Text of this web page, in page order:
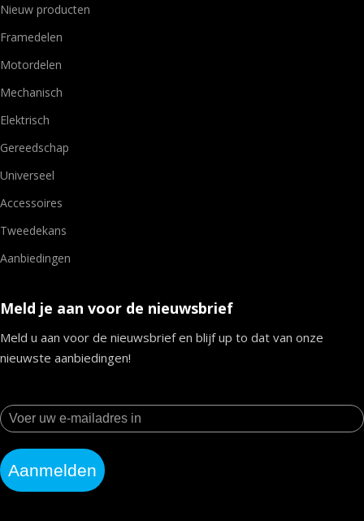
Nieuw producten
Framedelen
Motordelen
Mechanisch
Elektrisch
Gereedschap
Universeel
Accessoires
Tweedekans
Aanbiedingen
Meld je aan voor de nieuwsbrief
Meld u aan voor de nieuwsbrief en blijf up to dat van onze
nieuwste aanbiedingen!
Aanmelden